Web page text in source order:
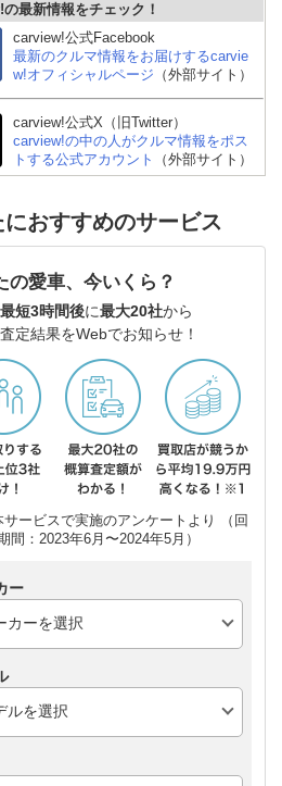
最新情報をチェック！
carview!公式Facebook
最新のクルマ情報をお届けするcarvie
w!オフィシャルページ （外部サイト）
carview!公式X（旧Twitter）
carview!の中の人がクルマ情報をポス
トする公式アカウント
（外部サイト）
におすすめのサービス
の愛車、今いくら？
最短3時間後に最大20社から
定結果をWebでお知らせ！
ービスで実施のアンケートより （回
間：2023年6月〜2024年5月）
ー